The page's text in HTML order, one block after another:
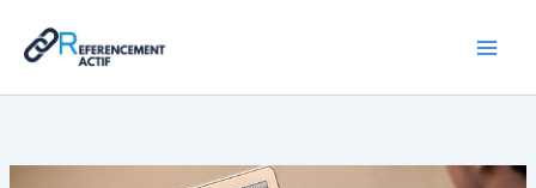
contenu